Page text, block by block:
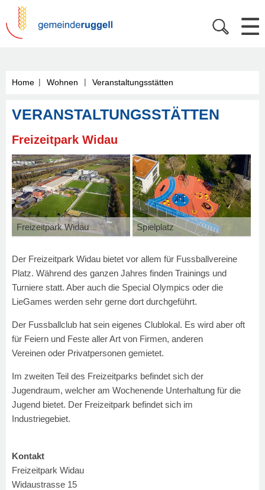
Home | Wohnen | Veranstaltungsstätten
VERANSTALTUNGSSTÄTTEN
Freizeitpark Widau
Freizeitpark Widau Spielplatz
Der Freizeitpark Widau bietet vor allem für Fussballvereine
Platz. Während des ganzen Jahres finden Trainings und
Turniere statt. Aber auch die Special Olympics oder die
LieGames werden sehr gerne dort durchgeführt.
Der Fussballclub hat sein eigenes Clublokal. Es wird aber oft
für Feiern und Feste aller Art von Firmen, anderen
Vereinen oder Privatpersonen gemietet.
Im zweiten Teil des Freizeitparks befindet sich der
Jugendraum, welcher am Wochenende Unterhaltung für die
Jugend bietet. Der Freizeitpark befindet sich im
Industriegebiet.
Kontakt
Freizeitpark Widau
Widaustrasse 15